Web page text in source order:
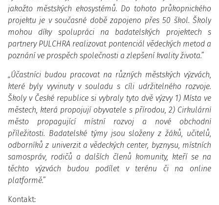
jakožto městských ekosystémů. Do tohoto průkopnického
projektu je v současné době zapojeno přes 50 škol. Školy
mohou díky spolupráci na badatelských projektech s
partnery PULCHRA realizovat pontenciál vědeckých metod a
poznání ve prospěch společnosti a zlepšení kvality života.”
„Účastníci budou pracovat na různých městských výzvách,
které byly vyvinuty v souladu s cíli udržitelného rozvoje.
Školy v České republice si vybraly tyto dvě výzvy 1) Místa ve
městech, která propojují obyvatele s přírodou, 2) Cirkulární
město propagující místní rozvoj a nové obchodní
příležitosti. Badatelské týmy jsou složeny z žáků, učitelů,
odborníků z univerzit a vědeckých center, byznysu, místních
samospráv, rodičů a dalších členů komunity, kteří se na
těchto výzvách budou podílet v terénu či na online
platformě.”
Kontakt: